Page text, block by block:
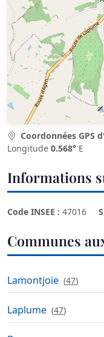
Coordonnées GPS
Longitude 0.568° E
Informations
Code INSEE : 47016
Communes
Lamontjoie (47)
Laplume (47)